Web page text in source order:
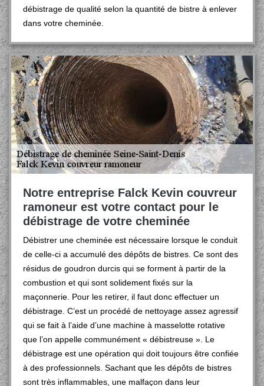
débistrage de qualité selon la quantité de bistre à enlever
dans votre cheminée.
Notre entreprise Falck Kevin couvreur
ramoneur est votre contact pour le
débistrage de votre cheminée
Débistrer une cheminée est nécessaire lorsque le conduit
de celle-ci a accumulé des dépôts de bistres. Ce sont des
résidus de goudron durcis qui se forment à partir de la
combustion et qui sont solidement fixés sur la
maçonnerie. Pour les retirer, il faut donc effectuer un
débistrage. C’est un procédé de nettoyage assez agressif
qui se fait à l’aide d’une machine à masselotte rotative
que l’on appelle communément « débistreuse ». Le
débistrage est une opération qui doit toujours être confiée
à des professionnels. Sachant que les dépôts de bistres
sont très inflammables, une malfaçon dans leur